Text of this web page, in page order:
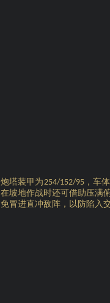
炮塔装甲为254/152/95，车
在坡地作战时还可借助压满
免冒进直冲敌阵，以防陷入